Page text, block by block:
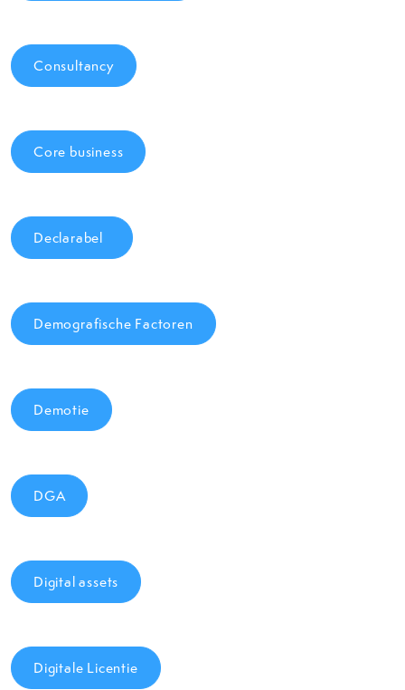
Consultancy
Core business
Declarabel
Demografische Factoren
Demotie
DGA
Digital assets
Digitale Licentie